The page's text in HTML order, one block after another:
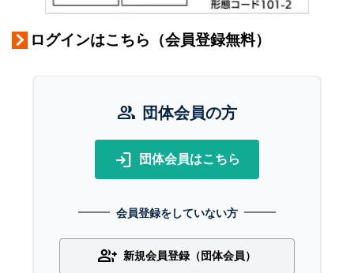
ログインはこちら（会員登録無料）
group 団体会員の方
login 団体会員はこちら
会員登録をしていない方
group_add 新規会員登録（団体会員）